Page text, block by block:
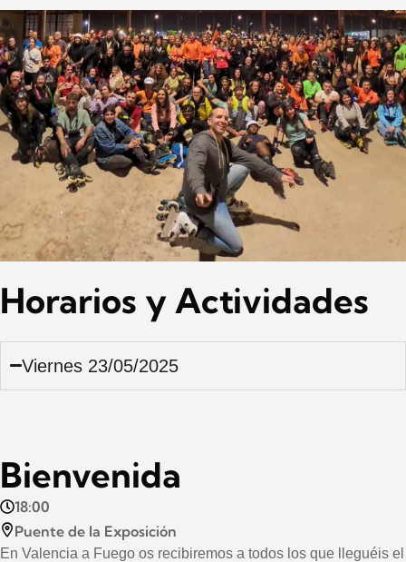
Horarios y Actividades
Viernes 23/05/2025
Bienvenida
18:00
Puente de la Exposición
En Valencia a Fuego os recibiremos a todos los que lleguéis el